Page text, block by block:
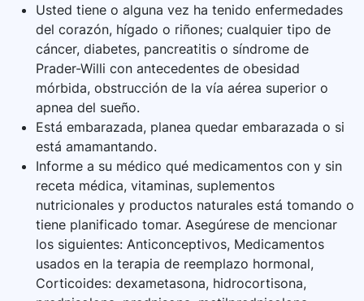
Usted tiene o alguna vez ha tenido enfermedades
del corazón, hígado o riñones; cualquier tipo de
cáncer, diabetes, pancreatitis o síndrome de
Prader-Willi con antecedentes de obesidad
mórbida, obstrucción de la vía aérea superior o
apnea del sueño.
Está embarazada, planea quedar embarazada o si
está amamantando.
Informe a su médico qué medicamentos con y sin
receta médica, vitaminas, suplementos
nutricionales y productos naturales está tomando o
tiene planificado tomar. Asegúrese de mencionar
los siguientes: Anticonceptivos, Medicamentos
usados en la terapia de reemplazo hormonal,
Corticoides: dexametasona, hidrocortisona,